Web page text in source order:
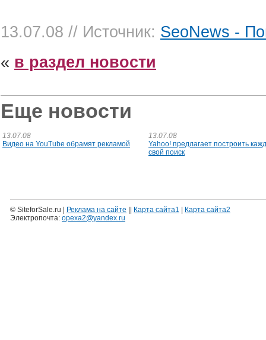
13.07.08 // Источник: SeoNews -
« в раздел новости
Еще новости
13.07.08
Видео на YouTube обрамят рекламой
13.07.08
Yahoo! предлагает построить
свой поиск
© SiteforSale.ru | Реклама на сайте Карта сайта1
Карта сайта2
Электропочта: opexa2@yandex.ru